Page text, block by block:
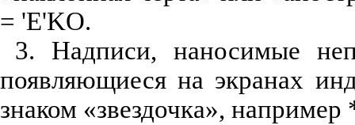
= 'E'KO.
3. Надписи, наносимые
появляющиеся на экранах
знаком «звездочка»,